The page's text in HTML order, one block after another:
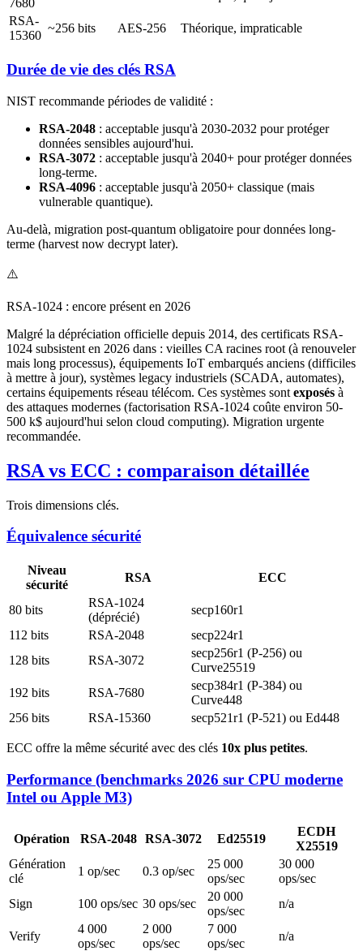
7680
RSA-
15360
~256 bits AES-256 Théorique, impraticable
Durée de vie des clés RSA
NIST recommande périodes de validité :
RSA-2048 : acceptable jusqu'à 2030-2032 pour protéger
données sensibles aujourd'hui.
RSA-3072 : acceptable jusqu'à 2040+ pour protéger données
long-terme.
RSA-4096 : acceptable jusqu'à 2050+ classique (mais
vulnerable quantique).
Au-delà, migration post-quantum obligatoire pour données long-
terme (harvest now decrypt later).
⚠️
RSA-1024 : encore présent en 2026
Malgré la dépréciation officielle depuis 2014, des certificats RSA-
1024 subsistent en 2026 dans : vieilles CA racines root (à renouveler
mais long processus), équipements IoT embarqués anciens (difficiles
à mettre à jour), systèmes legacy industriels (SCADA, automates),
certains équipements réseau télécom. Ces systèmes sont exposés à
des attaques modernes (factorisation RSA-1024 coûte environ 50-
500 k$ aujourd'hui selon cloud computing). Migration urgente
recommandée.
RSA vs ECC : comparaison détaillée
Trois dimensions clés.
Équivalence sécurité
Niveau
sécurité
RSA ECC
80 bits
RSA-1024
(déprécié)
secp160r1
112 bits
RSA-2048
secp224r1
128 bits
RSA-3072
secp256r1 (P-256) ou
Curve25519
192 bits
RSA-7680
secp384r1 (P-384) ou
Curve448
256 bits
RSA-15360 secp521r1 (P-521) ou Ed448
ECC offre la même sécurité avec des clés 10x plus petites.
Performance (benchmarks 2026 sur CPU moderne
Intel ou Apple M3)
Opération RSA-2048 RSA-3072 Ed25519
ECDH
X25519
Génération
clé
1 op/sec 0.3 op/sec
25 000
ops/sec
30 000
ops/sec
Sign
100 ops/sec 30 ops/sec
20 000
ops/sec
n/a
Verify
4 000
ops/sec
2 000
ops/sec
7 000
ops/sec
n/a